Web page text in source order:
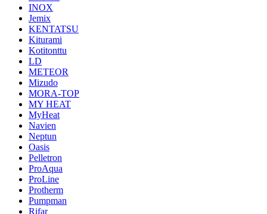
INOX
Jemix
KENTATSU
Kiturami
Kotitonttu
LD
METEOR
Mizudo
MORA-TOP
MY HEAT
MyHeat
Navien
Neptun
Oasis
Pelletron
ProAqua
ProLine
Protherm
Pumpman
Rifar